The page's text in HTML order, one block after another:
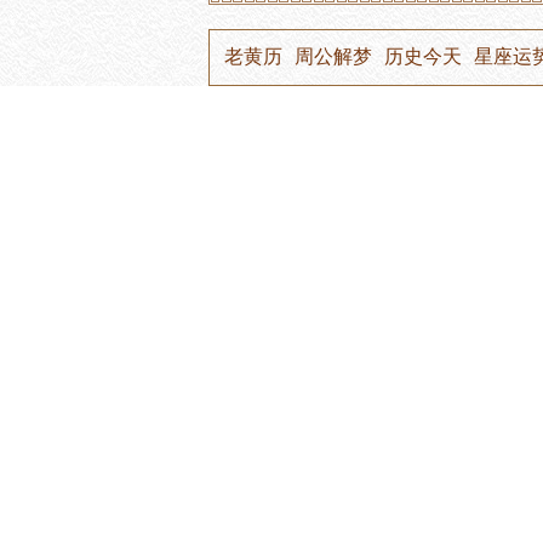
老黄历 周公解梦 历史今天 星座运